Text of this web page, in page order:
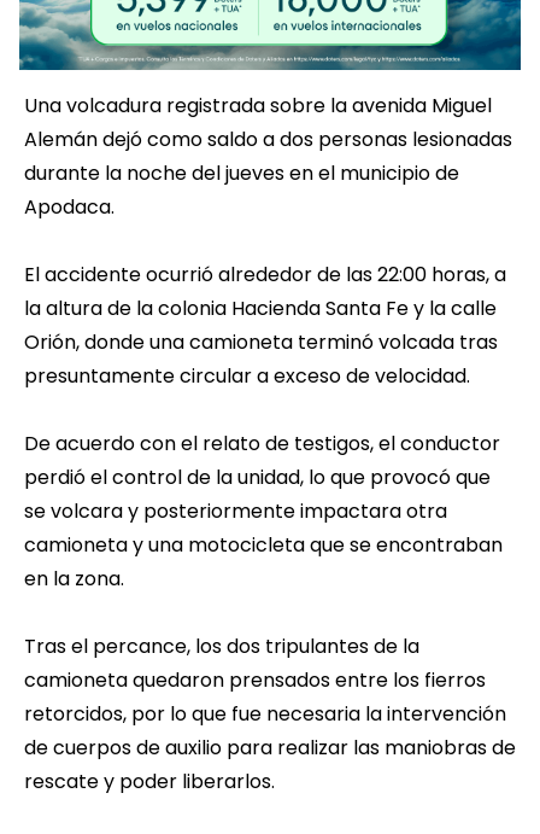
Una volcadura registrada sobre la avenida Miguel
Alemán dejó como saldo a dos personas lesionadas
durante la noche del jueves en el municipio de
Apodaca.
El accidente ocurrió alrededor de las 22:00 horas, a
la altura de la colonia Hacienda Santa Fe y la calle
Orión, donde una camioneta terminó volcada tras
presuntamente circular a exceso de velocidad.
De acuerdo con el relato de testigos, el conductor
perdió el control de la unidad, lo que provocó que
se volcara y posteriormente impactara otra
camioneta y una motocicleta que se encontraban
en la zona.
Tras el percance, los dos tripulantes de la
camioneta quedaron prensados entre los fierros
retorcidos, por lo que fue necesaria la intervención
de cuerpos de auxilio para realizar las maniobras de
rescate y poder liberarlos.